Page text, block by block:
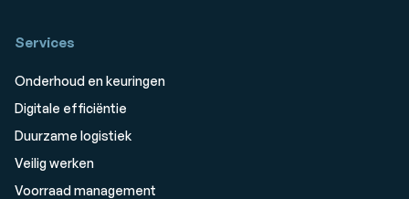
Services
Onderhoud en keuringen
Digitale efficiëntie
Duurzame logistiek
Veilig werken
Voorraad management